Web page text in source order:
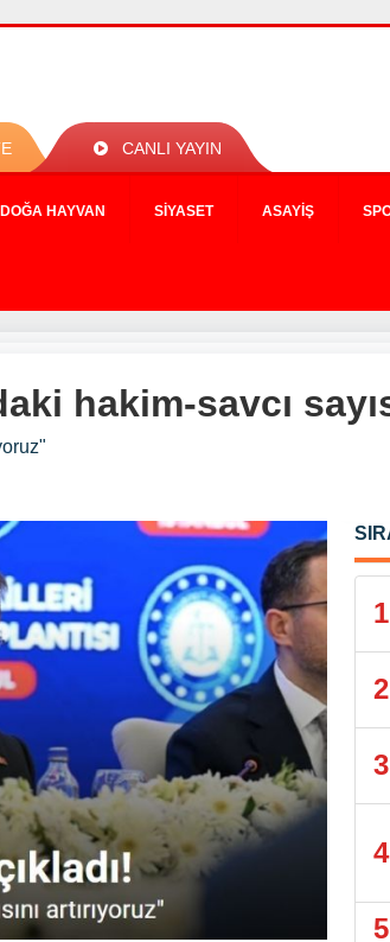
CANLI YAYIN
DOĞA HAYVAN SIYASET ASAYIŞ
hakim-savcı
1
2
3
4
5